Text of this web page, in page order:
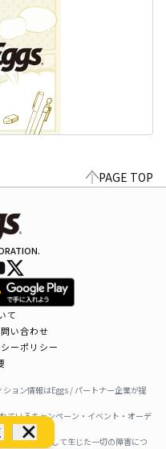
PAGE TOP
て
い合わせ
ーポリシー
ョン情報はEggs / パートナー企業が提
ているキャンペーン・イベント・オーデ
情報を利用して生じた一切の障害につ